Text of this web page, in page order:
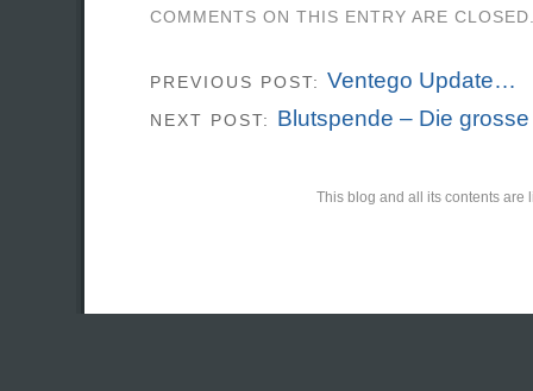
COMMENTS ON THIS ENTRY ARE
PREVIOUS POST: Ventego Update…
NEXT POST: Blutspende – Die
This blog and all its contents are